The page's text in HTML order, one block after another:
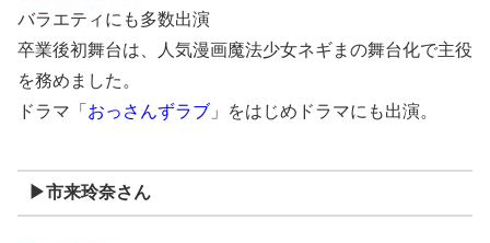
バラエティにも多数出演
卒業後初舞台は、人気漫画魔法少女ネギまの舞台化で主役
を務めました。
ドラマ「 おっさんずラブ 」をはじめドラマにも出演。
▶市来玲奈さん